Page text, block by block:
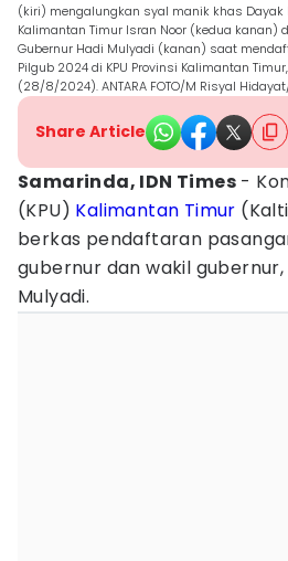
(kiri) mengalungkan syal manik khas Dayak
Kalimantan Timur Isran Noor (kedua kanan)
Gubernur Hadi Mulyadi (kanan) saat
Pilgub 2024 di KPU Provinsi Kalimantan
(28/8/2024). ANTARA FOTO/M Risyal
Share Article
Samarinda, IDN Times -
(KPU) Kalimantan Timur
berkas pendaftaran
gubernur dan wakil gubernur,
Mulyadi.